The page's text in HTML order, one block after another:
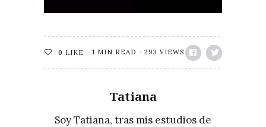
0 LIKE 1 MIN READ 293 VIEWS
Tatiana
Soy Tatiana, tras mis estudios de